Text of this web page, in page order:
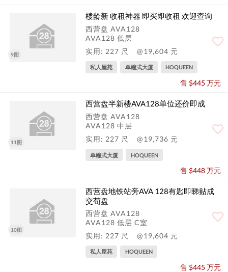
9图
楼龄新 收租神器 即买即收租 欢迎查询
西营盘 AVA128
AVA128 低层
实用: 227 尺
@19,604 元
私人屋苑 单幢式大厦 HOQUEEN
售 $445 万元
11图
西营盘半新楼AVA128单位还价即成
西营盘 AVA128
AVA128 中层
实用: 227 尺
@19,736 元
单幢式大厦 HOQUEEN
售 $448 万元
10图
西营盘地铁站旁AVA 128有匙即睇贴成
交荀盘
西营盘 AVA128
AVA128 低层 C室
实用: 227 尺
@19,604 元
私人屋苑 HOQUEEN
售 $445 万元